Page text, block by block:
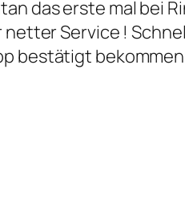
das erste mal bei
netter Service !
bestätigt bekommen